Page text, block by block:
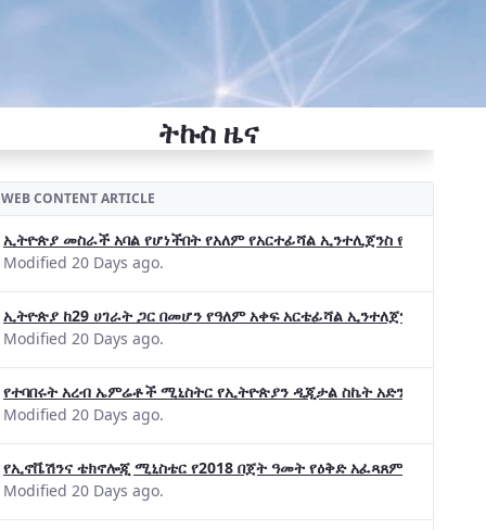
ትኩስ ዜና
WEB CONTENT ARTICLE
ኢትዮጵያ መስራች አባል የሆነችበት የአለም የአርተፊሻል ኢንተሊጀንስ የትብብር
Modified 20 Days ago.
ኢትዮጵያ ከ29 ሀገራት ጋር በመሆን የዓለም አቀፍ አርቴፊሻል ኢንተለጀንስ ትብብር
Modified 20 Days ago.
የተባበሩት አረብ ኤምሬቶች ሚኒስትር የኢትዮጵያን ዲጂታል ስኬት አድንቀዋል
Modified 20 Days ago.
የኢኖቬሽንና ቴክኖሎጂ ሚኒስቴር የ2018 በጀት ዓመት የዕቅድ አፈጻጸምና የቀጣይ
Modified 20 Days ago.